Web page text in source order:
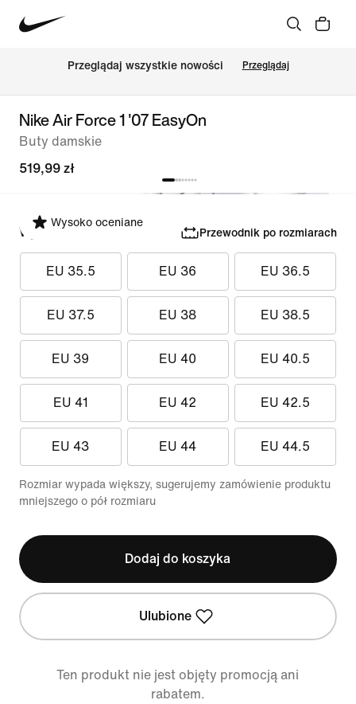
Przeglądaj wszystkie nowości Przeglądaj
Nike Air Force 1 '07 EasyOn
Buty damskie
519,99 zł
Wysoko oceniane
Wybierz rozmiar Przewodnik po rozmiarach
EU 35.5 EU 36 EU 36.5
EU 37.5 EU 38 EU 38.5
EU 39 EU 40 EU 40.5
EU 41 EU 42 EU 42.5
EU 43 EU 44 EU 44.5
Rozmiar wypada większy, sugerujemy zamówienie produktu
mniejszego o pół rozmiaru
Dodaj do koszyka
Ulubione
Ten produkt nie jest objęty promocją ani
rabatem.